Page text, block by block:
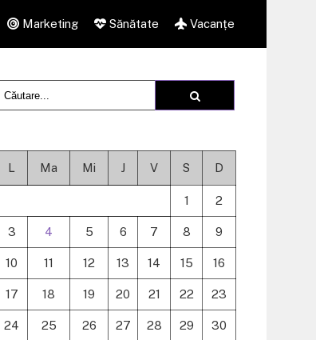
Marketing Sănătate Vacanțe
L Ma Mi J V S D
1 2
3 4 5 6 7 8 9
10 11 12 13 14 15 16
17 18 19 20 21 22 23
24 25 26 27 28 29 30